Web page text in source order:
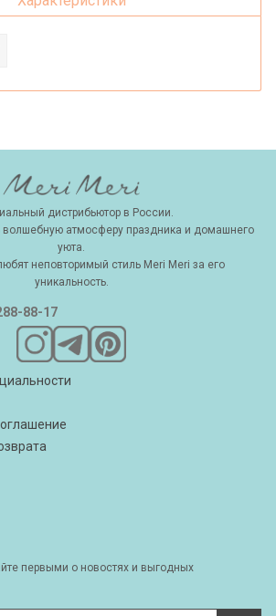
дистрибьютор в России.
волшебную атмосферу праздника и домашнего
уюта.
неповторимый стиль Meri Meri за его
уникальность.
88-17
первыми о новостях и выгодных